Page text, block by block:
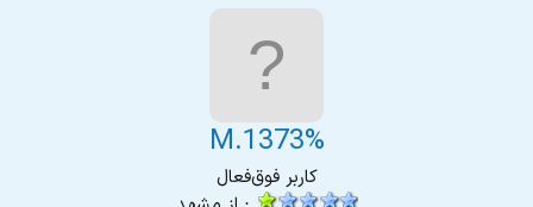
M.1373%
کاربر فوق‌فعال